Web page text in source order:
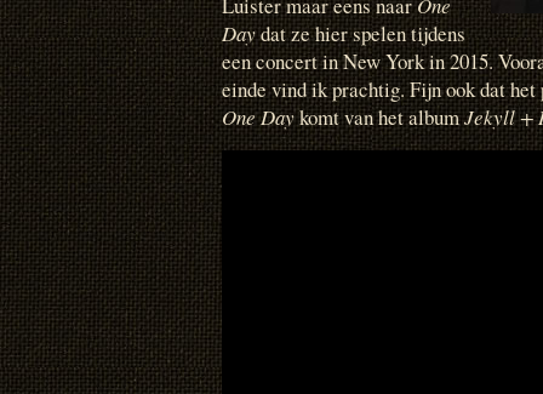
Daydat ze hier spelen tijdens
een concert in New York in 2015.
einde vind ik prachtig. Fijn ook dat
One Daykomt van het albumJekyll +